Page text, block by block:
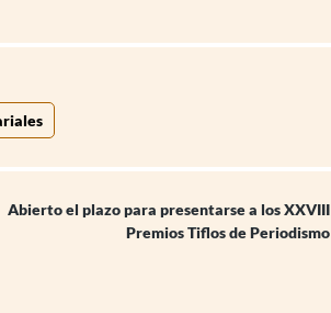
Abierto el plazo para presentarse a los XXVIII
Premios Tiflos de Periodismo